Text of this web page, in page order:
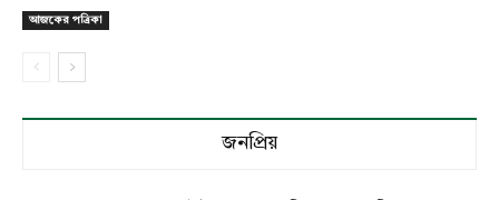
আজকের পত্রিকা
জনপ্রিয়